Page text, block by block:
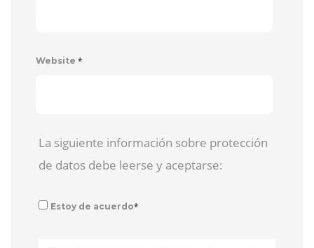
Website *
La siguiente información sobre protección
de datos debe leerse y aceptarse:
Estoy de acuerdo*